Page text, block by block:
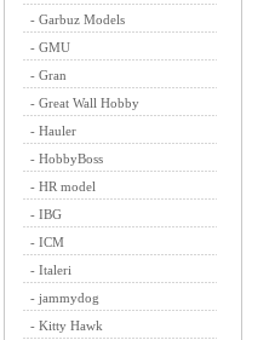
- Garbuz Models
- GMU
- Gran
- Great Wall Hobby
- Hauler
- HobbyBoss
- HR model
- IBG
- ICM
- Italeri
- jammydog
- Kitty Hawk